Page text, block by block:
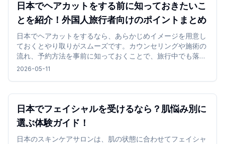
日本でヘアカットをする前に知っておきたいこ
とを紹介！外国人旅行者向けのポイントまとめ
日本でヘアカットをするなら、あらかじめイメージを用意し
ておくとやり取りがスムーズです。カウンセリングや施術の
流れ、予約方法を事前に知っておくことで、旅行中でも落ち
着いて利用しやすくなります。
2026-05-11
日本でフェイシャルを受けるなら？肌悩み別に
選ぶ体験ガイド！
日本のスキンケアサロンは、肌の状態に合わせてフェイシャ